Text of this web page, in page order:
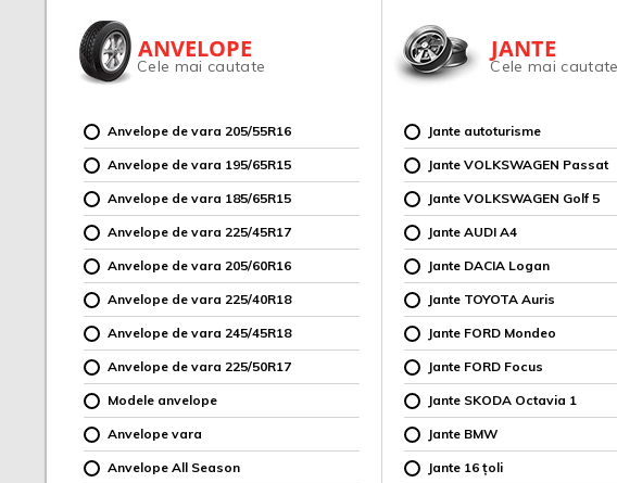
ANVELOPE
Cele mai cautate
Anvelope de vara 205/55R16
Anvelope de vara 195/65R15
Anvelope de vara 185/65R15
Anvelope de vara 225/45R17
Anvelope de vara 205/60R16
Anvelope de vara 225/40R18
Anvelope de vara 245/45R18
Anvelope de vara 225/50R17
Modele anvelope
Anvelope vara
Anvelope All Season
JANTE
Cele mai cautate
Jante autoturisme
Jante VOLKSWAGEN Passat
Jante VOLKSWAGEN Golf 5
Jante AUDI A4
Jante DACIA Logan
Jante TOYOTA Auris
Jante FORD Mondeo
Jante FORD Focus
Jante SKODA Octavia 1
Jante BMW
Jante 16 țoli